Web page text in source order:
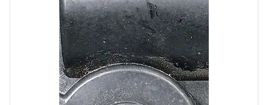
б/у
Проводка АКБ Hyundai Santa Fe 4 TM 2018-
2020 Дорестайлинг
OEM: 91850S2110
Производитель: